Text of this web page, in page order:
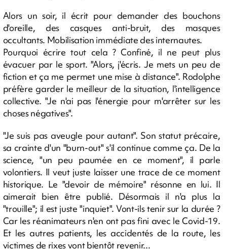
Alors un soir, il écrit pour demander des bouchons
d'oreille, des casques anti-bruit, des masques
occultants. Mobilisation immédiate des internautes.
Pourquoi écrire tout cela ? Confiné, il ne peut plus
évacuer par le sport. "Alors, j'écris. Je mets un peu de
fiction et ça me permet une mise à distance". Rodolphe
préfère garder le meilleur de la situation, l'intelligence
collective. "Je n'ai pas l'énergie pour m'arrêter sur les
choses négatives".
"Je suis pas aveugle pour autant". Son statut précaire,
sa crainte d'un "burn-out" s'il continue comme ça. De la
science, "un peu paumée en ce moment", il parle
volontiers. Il veut juste laisser une trace de ce moment
historique. Le "devoir de mémoire" résonne en lui. Il
aimerait bien être publié. Désormais il n'a plus la
"trouille"; il est juste "inquiet". Vont-ils tenir sur la durée ?
Car les réanimateurs n'en ont pas fini avec le Covid-19.
Et les autres patients, les accidentés de la route, les
victimes de rixes vont bientôt revenir...